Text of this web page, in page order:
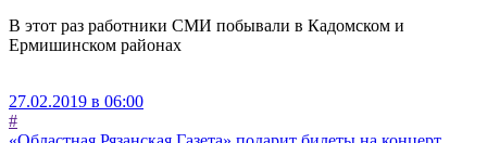
В этот раз работники СМИ побывали в Кадомском и
Ермишинском районах
27.02.2019 в 06:00
#